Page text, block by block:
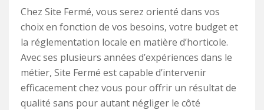
Chez Site Fermé, vous serez orienté dans vos
choix en fonction de vos besoins, votre budget et
la réglementation locale en matière d’horticole.
Avec ses plusieurs années d’expériences dans le
métier, Site Fermé est capable d’intervenir
efficacement chez vous pour offrir un résultat de
qualité sans pour autant négliger le côté